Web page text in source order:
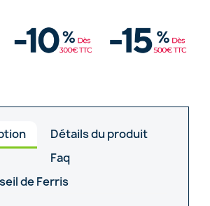
Détails du produit
Faq
de Ferris